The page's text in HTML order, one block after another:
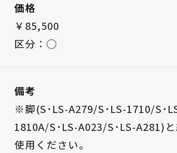
価格
￥85,500
区分：◯
備考
※脚(S･LS-A279/S･LS-1710/S･
1810A/S･LS-A023/S･LS-A281)
使用ください。